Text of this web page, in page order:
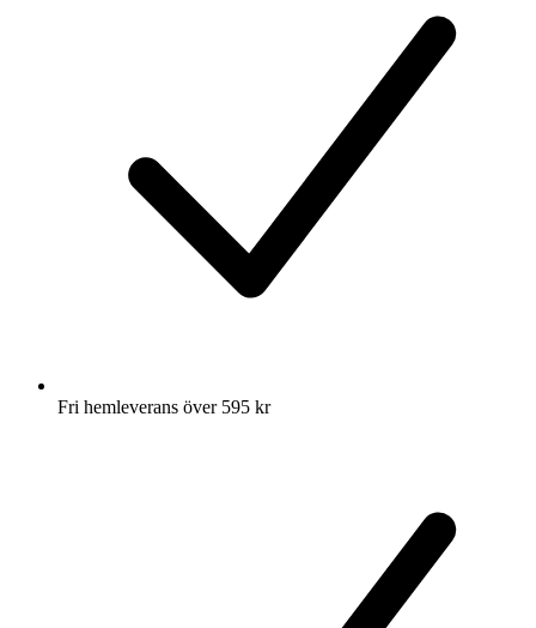
Fri hemleverans över 595 kr